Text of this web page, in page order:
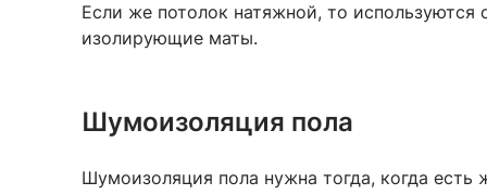
Если же потолок натяжной, то
изолирующие маты.
Шумоизоляция пола
Шумоизоляция пола нужна тогда, когда есть